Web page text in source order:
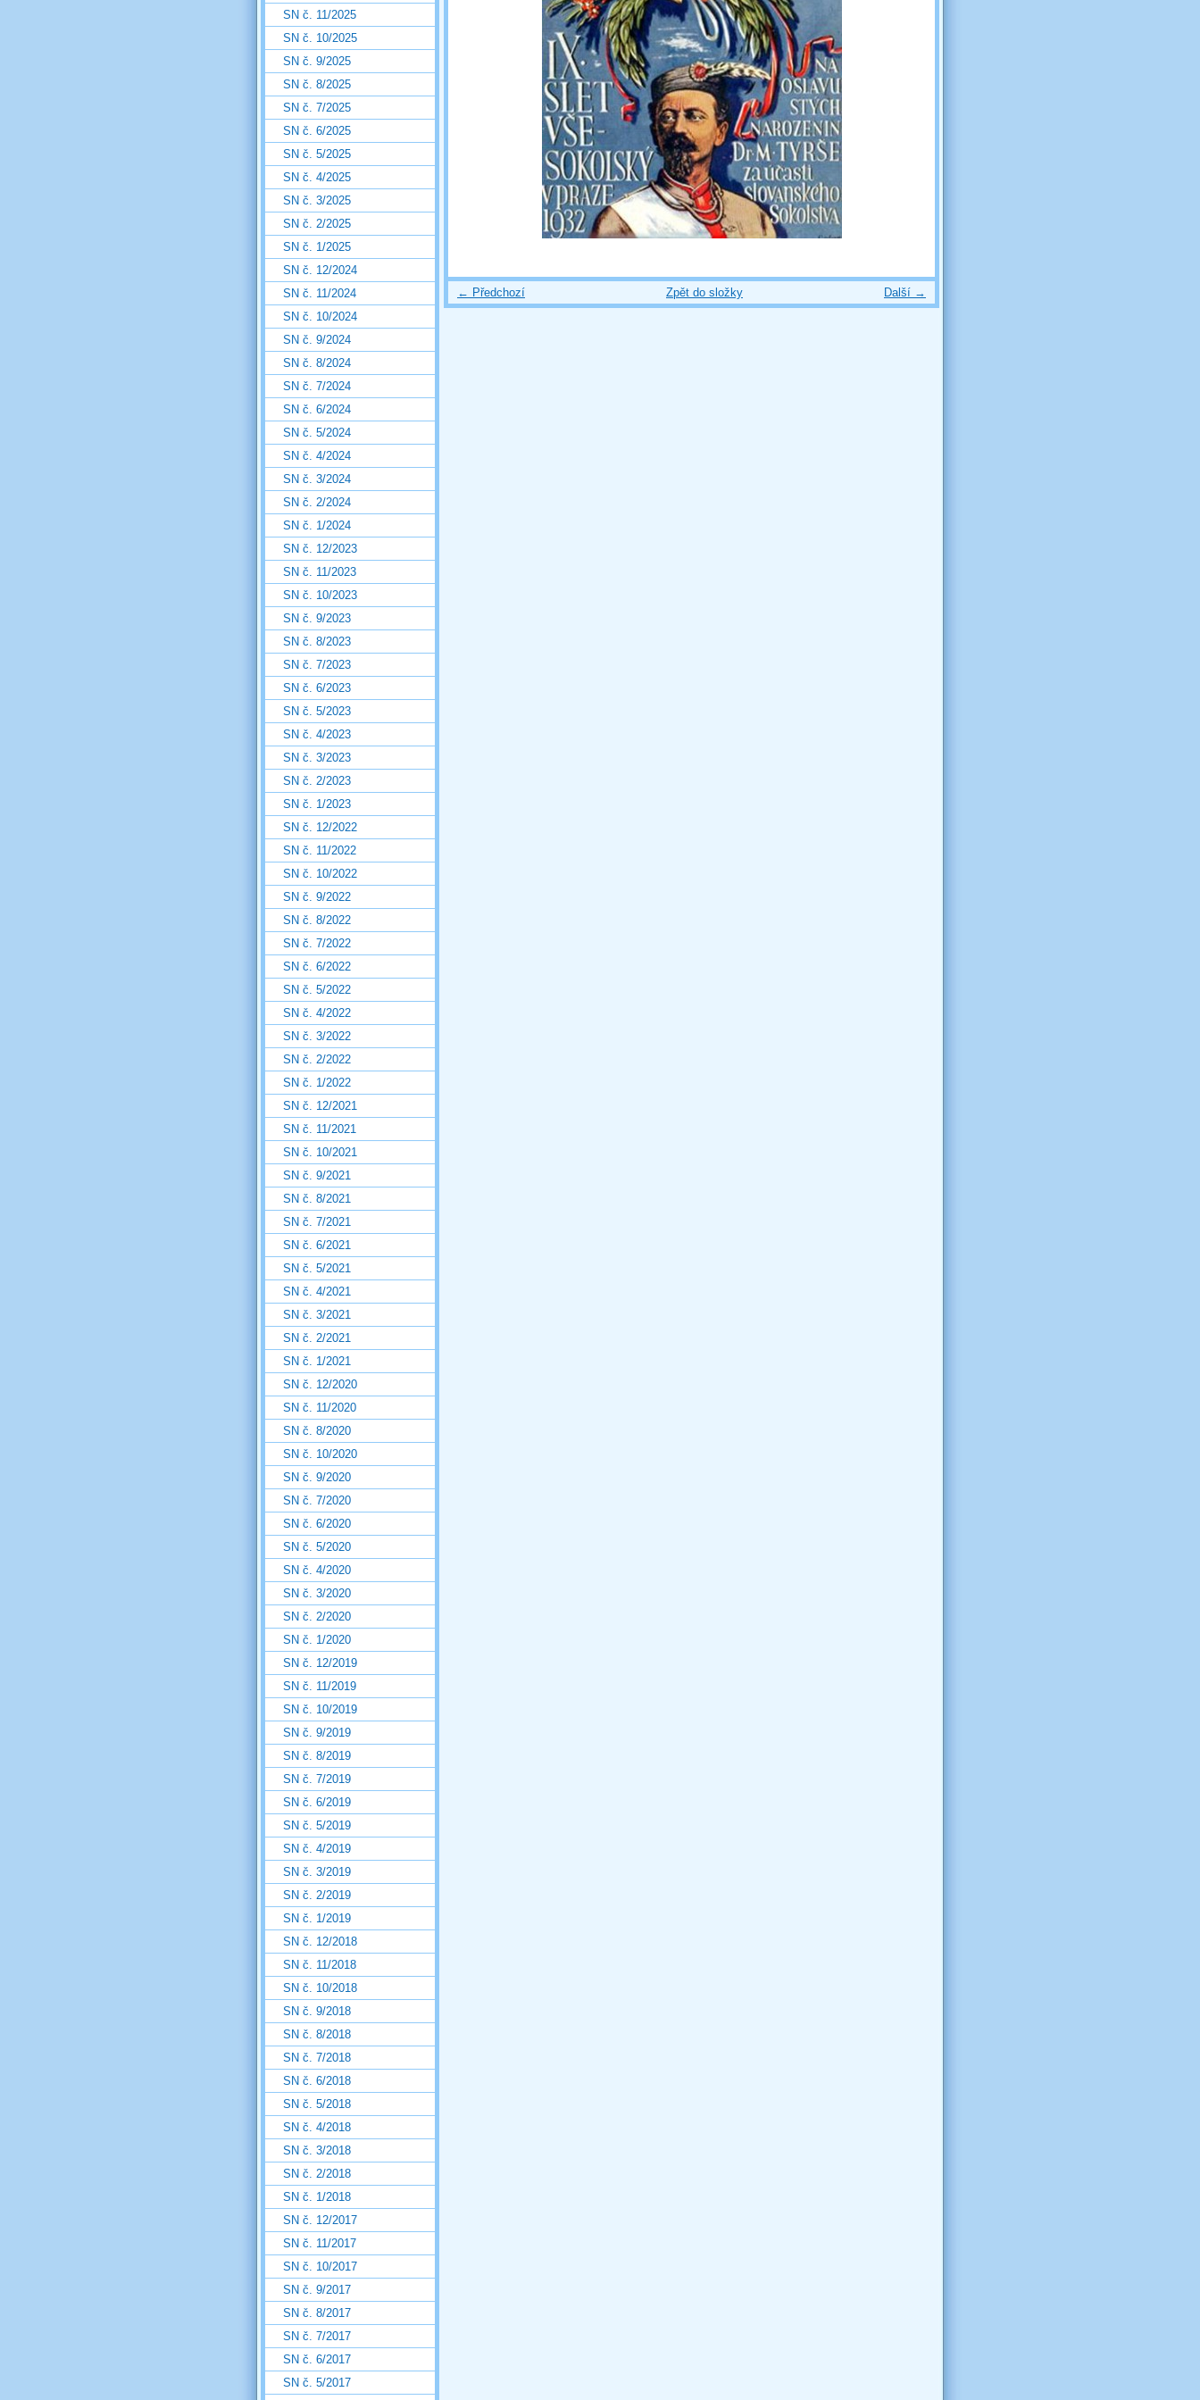
← Předchozí Další →
Zpět do složky
SN č. 11/2025
SN č. 10/2025
SN č. 9/2025
SN č. 8/2025
SN č. 7/2025
SN č. 6/2025
SN č. 5/2025
SN č. 4/2025
SN č. 3/2025
SN č. 2/2025
SN č. 1/2025
SN č. 12/2024
SN č. 11/2024
SN č. 10/2024
SN č. 9/2024
SN č. 8/2024
SN č. 7/2024
SN č. 6/2024
SN č. 5/2024
SN č. 4/2024
SN č. 3/2024
SN č. 2/2024
SN č. 1/2024
SN č. 12/2023
SN č. 11/2023
SN č. 10/2023
SN č. 9/2023
SN č. 8/2023
SN č. 7/2023
SN č. 6/2023
SN č. 5/2023
SN č. 4/2023
SN č. 3/2023
SN č. 2/2023
SN č. 1/2023
SN č. 12/2022
SN č. 11/2022
SN č. 10/2022
SN č. 9/2022
SN č. 8/2022
SN č. 7/2022
SN č. 6/2022
SN č. 5/2022
SN č. 4/2022
SN č. 3/2022
SN č. 2/2022
SN č. 1/2022
SN č. 12/2021
SN č. 11/2021
SN č. 10/2021
SN č. 9/2021
SN č. 8/2021
SN č. 7/2021
SN č. 6/2021
SN č. 5/2021
SN č. 4/2021
SN č. 3/2021
SN č. 2/2021
SN č. 1/2021
SN č. 12/2020
SN č. 11/2020
SN č. 8/2020
SN č. 10/2020
SN č. 9/2020
SN č. 7/2020
SN č. 6/2020
SN č. 5/2020
SN č. 4/2020
SN č. 3/2020
SN č. 2/2020
SN č. 1/2020
SN č. 12/2019
SN č. 11/2019
SN č. 10/2019
SN č. 9/2019
SN č. 8/2019
SN č. 7/2019
SN č. 6/2019
SN č. 5/2019
SN č. 4/2019
SN č. 3/2019
SN č. 2/2019
SN č. 1/2019
SN č. 12/2018
SN č. 11/2018
SN č. 10/2018
SN č. 9/2018
SN č. 8/2018
SN č. 7/2018
SN č. 6/2018
SN č. 5/2018
SN č. 4/2018
SN č. 3/2018
SN č. 2/2018
SN č. 1/2018
SN č. 12/2017
SN č. 11/2017
SN č. 10/2017
SN č. 9/2017
SN č. 8/2017
SN č. 7/2017
SN č. 6/2017
SN č. 5/2017